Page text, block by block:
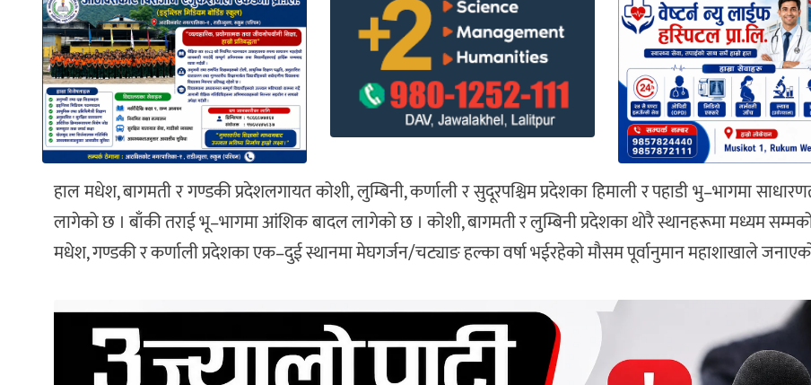
हाल मधेश, बागमती र गण्डकी प्रदेशलगायत कोशी, लुम्बिनी, कर्णाली र सुदूरपश्चिम प्रदेशका हिमाली र पहाडी भु–भागमा
लागेको छ । बाँकी तराई भू–भागमा आंशिक बादल लागेको छ । कोशी, बागमती र लुम्बिनी प्रदेशका थोरै स्थानहरूमा मध्यम
मधेश, गण्डकी र कर्णाली प्रदेशका एक–दुई स्थानमा मेघगर्जन/चट्याङ हल्का वर्षा भईरहेको मौसम पूर्वानुमान महाशाखाले